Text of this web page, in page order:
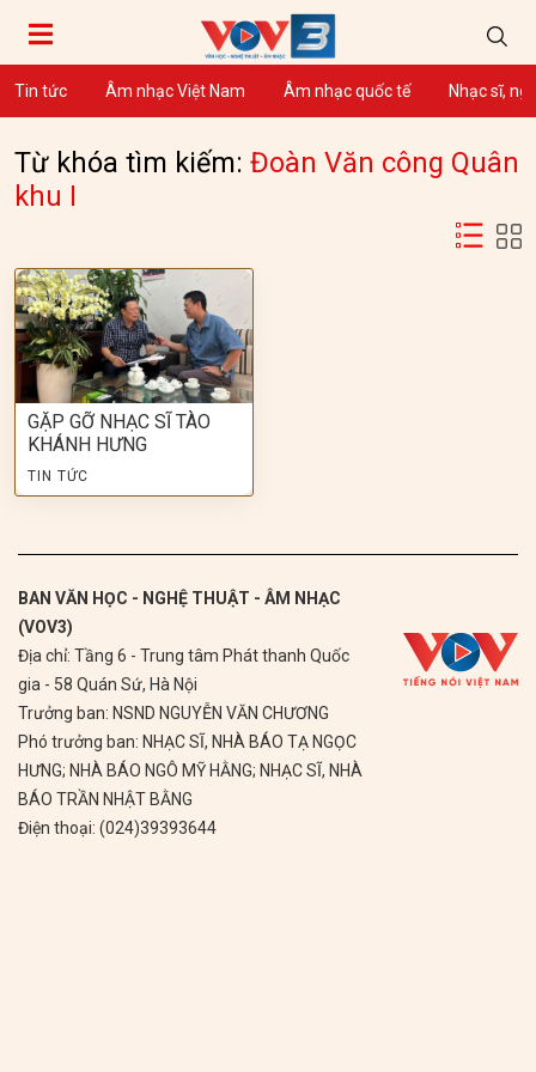
Tin tức Âm nhạc Việt Nam Âm nhạc quốc tế Nhạc sĩ,
Từ khóa tìm kiếm: Đoàn Văn công Quân
khu I
GẶP GỠ NHẠC SĨ TÀO
KHÁNH HƯNG
TIN TỨC
BAN VĂN HỌC - NGHỆ THUẬT - ÂM NHẠC
(VOV3)
Địa chỉ: Tầng 6 - Trung tâm Phát thanh Quốc
gia - 58 Quán Sứ, Hà Nội
Trưởng ban: NSND NGUYỄN VĂN CHƯƠNG
Phó trưởng ban: NHẠC SĨ, NHÀ BÁO TẠ NGỌC
HƯNG; NHÀ BÁO NGÔ MỸ HẰNG; NHẠC SĨ, NHÀ
BÁO TRẦN NHẬT BẰNG
Điện thoại: (024)39393644